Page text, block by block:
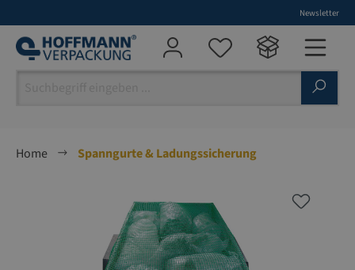
Newsletter
Home
Spanngurte & Ladungssicherung